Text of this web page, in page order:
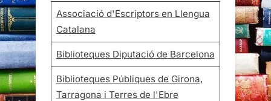
Associació d'Escriptors en Llengua
Catalana
Biblioteques Diputació de Barcelona
Biblioteques Públiques de Girona,
Tarragona i Terres de l'Ebre